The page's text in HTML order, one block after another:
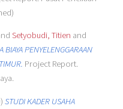
Setyobudi, Titien and
BIAYA PENYELENGGARAAN
Project Report.
STUDI KADER USAHA